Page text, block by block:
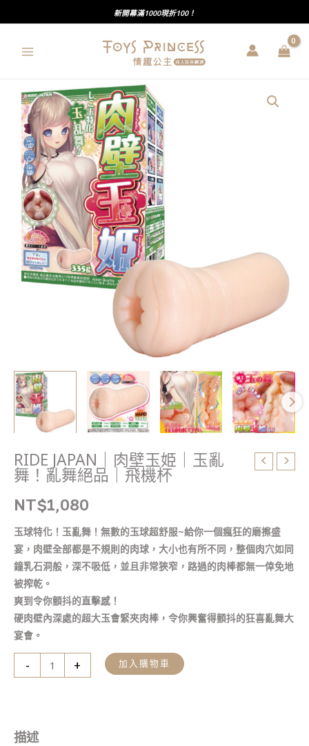
至
新開幕滿1000現折100！
RIDE JAPAN｜肉壁玉姫｜玉亂
舞！亂舞絕品｜飛機杯
NT$1,080
玉球特化！玉亂舞！無數的玉球超舒服~給你一個瘋狂的磨擦盛
宴，肉壁全部都是不規則的肉球，大小也有所不同，整個肉穴如同
鐘乳石洞般，深不吸低，並且非常狹窄，路過的肉棒都無一倖免地
被搾乾。
爽到令你顫抖的直擊感！
硬肉壁內深處的超大玉會緊夾肉棒，令你興奮得顫抖的狂喜亂舞大
宴會。
-
JAPAN
｜
肉
壁
玉
姫
｜
玉
亂
舞！
機
杯
數
量
+ 加入購物車
描述